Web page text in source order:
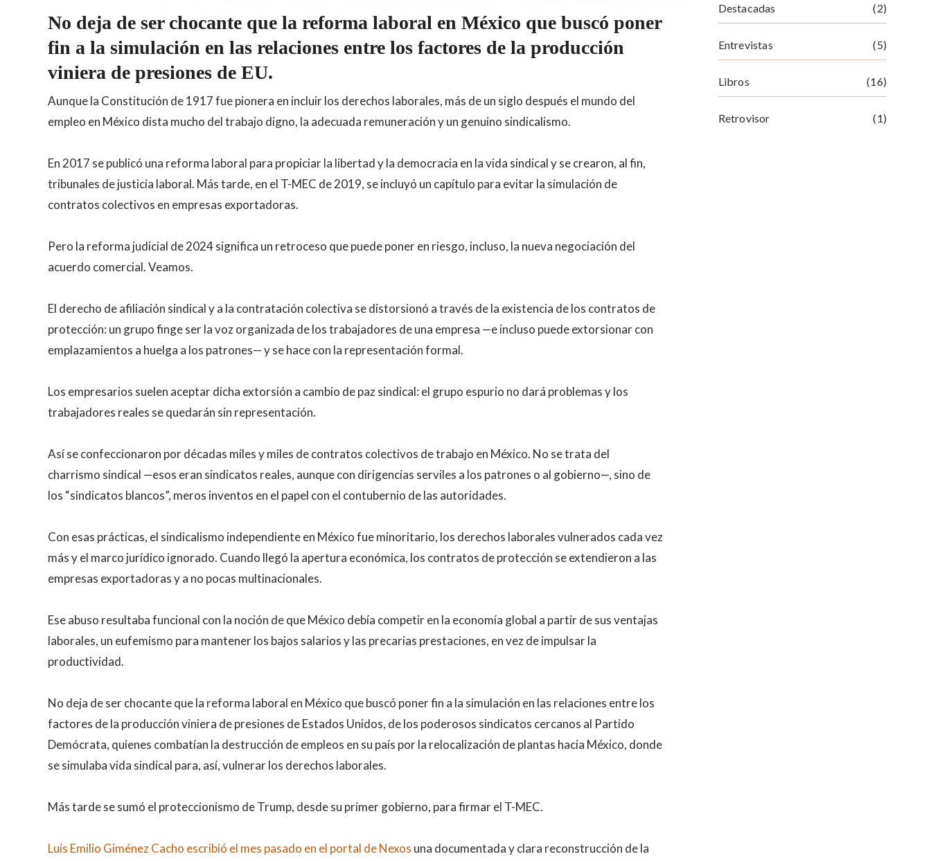
No deja de ser chocante que la reforma laboral en México que buscó poner
fin a la simulación en las relaciones entre los factores de la producción
viniera de presiones de EU.
Aunque la Constitución de 1917 fue pionera en incluir los derechos laborales, más de un siglo después el mundo del
empleo en México dista mucho del trabajo digno, la adecuada remuneración y un genuino sindicalismo.
En 2017 se publicó una reforma laboral para propiciar la libertad y la democracia en la vida sindical y se crearon, al fin,
tribunales de justicia laboral. Más tarde, en el T-MEC de 2019, se incluyó un capítulo para evitar la simulación de
contratos colectivos en empresas exportadoras.
Pero la reforma judicial de 2024 significa un retroceso que puede poner en riesgo, incluso, la nueva negociación del
acuerdo comercial. Veamos.
El derecho de afiliación sindical y a la contratación colectiva se distorsionó a través de la existencia de los contratos de
protección: un grupo finge ser la voz organizada de los trabajadores de una empresa —e incluso puede extorsionar con
emplazamientos a huelga a los patrones— y se hace con la representación formal.
Los empresarios suelen aceptar dicha extorsión a cambio de paz sindical: el grupo espurio no dará problemas y los
trabajadores reales se quedarán sin representación.
Así se confeccionaron por décadas miles y miles de contratos colectivos de trabajo en México. No se trata del
charrismo sindical —esos eran sindicatos reales, aunque con dirigencias serviles a los patrones o al gobierno—, sino de
los “sindicatos blancos”, meros inventos en el papel con el contubernio de las autoridades.
Con esas prácticas, el sindicalismo independiente en México fue minoritario, los derechos laborales vulnerados cada vez
más y el marco jurídico ignorado. Cuando llegó la apertura económica, los contratos de protección se extendieron a las
empresas exportadoras y a no pocas multinacionales.
Ese abuso resultaba funcional con la noción de que México debía competir en la economía global a partir de sus ventajas
laborales, un eufemismo para mantener los bajos salarios y las precarias prestaciones, en vez de impulsar la
productividad.
No deja de ser chocante que la reforma laboral en México que buscó poner fin a la simulación en las relaciones entre los
factores de la producción viniera de presiones de Estados Unidos, de los poderosos sindicatos cercanos al Partido
Demócrata, quienes combatían la destrucción de empleos en su país por la relocalización de plantas hacia México, donde
se simulaba vida sindical para, así, vulnerar los derechos laborales.
Más tarde se sumó el proteccionismo de Trump, desde su primer gobierno, para firmar el T-MEC.
Luis Emilio Giménez Cacho escribió el mes pasado en el portal de Nexos una documentada y clara reconstrucción de la
Destacadas (2)
Entrevistas (5)
Libros (16)
Retrovisor (1)